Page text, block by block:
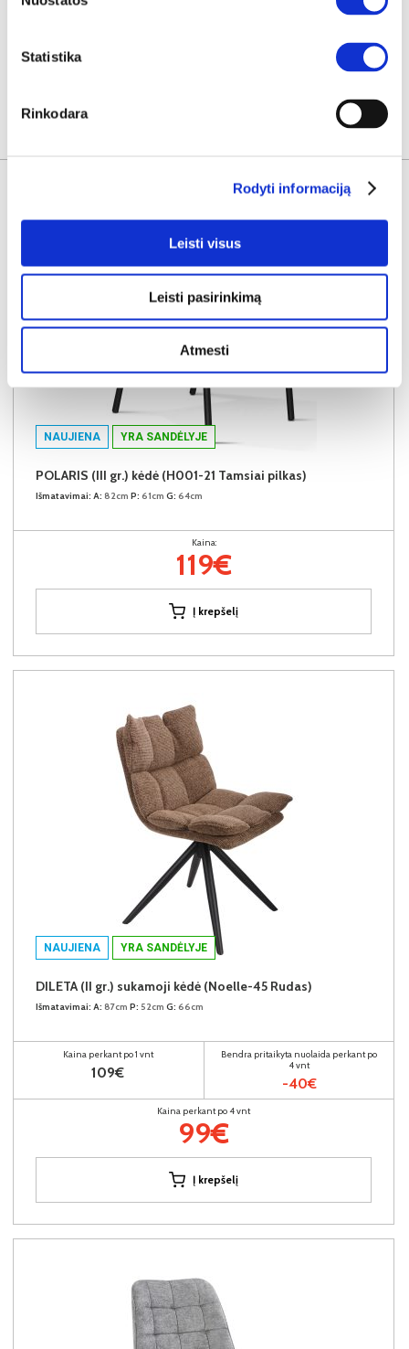
Statistika
Rinkodara
Rodyti informaciją
Leisti visus
Leisti pasirinkimą
Atmesti
NAUJIENA YRA SANDĖLYJE
POLARIS (III gr.) kėdė (H001-21 Tamsiai pilkas)
Išmatavimai: A: 82cm P: 61cm G: 64cm
Kaina:
119€
Į krepšelį
NAUJIENA YRA SANDĖLYJE
DILETA (II gr.) sukamoji kėdė (Noelle-45 Rudas)
Išmatavimai: A: 87cm P: 52cm G: 66cm
Kaina perkant po 1 vnt
109€
Bendra pritaikyta nuolaida perkant po
4 vnt
-40€
Kaina perkant po 4 vnt
99€
Į krepšelį